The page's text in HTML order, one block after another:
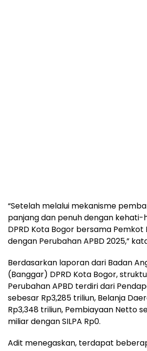
“Setelah melalui mekanisme
panjang dan penuh dengan kehati-
DPRD Kota Bogor bersama
dengan Perubahan APBD 2025,”
Berdasarkan laporan dari Badan
(Banggar) DPRD Kota Bogor,
Perubahan APBD terdiri dari
sebesar Rp3,285 triliun, Belanja
Rp3,348 triliun, Pembiayaan Netto
miliar dengan SILPA Rp0.
Adit menegaskan, terdapat